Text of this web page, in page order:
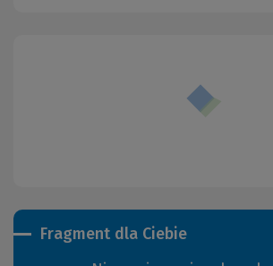
Fragment dla Ciebie